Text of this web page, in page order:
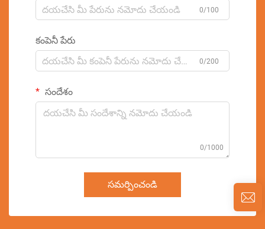
0/100
కంపెనీ పేరు
0/200
సందేశం
0/1000
సమర్పించండి